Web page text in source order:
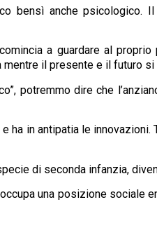
bensì anche psicologico.
a guardare al
il presente e il futuro
potremmo dire che
ha in antipatia le
di seconda infanzia,
una posizione